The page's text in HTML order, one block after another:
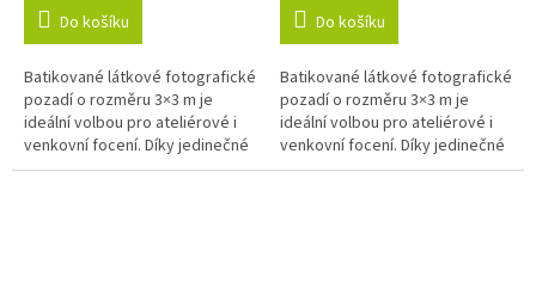
Do košíku
Batikované látkové fotografické
pozadí o rozměru 3×3 m je
ideální volbou pro ateliérové i
venkovní focení. Díky jedinečné
technice barvení vytváří
Do košíku
Batikované látkové fotografické
pozadí o rozměru 3×3 m je
ideální volbou pro ateliérové i
venkovní focení. Díky jedinečné
technice barvení vytváří